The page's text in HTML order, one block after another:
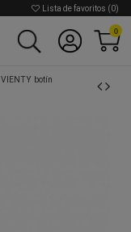
Lista de favoritos (0)
0
VIENTY botín